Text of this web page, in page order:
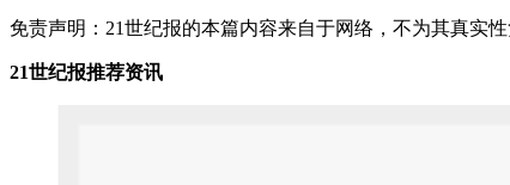
免责声明：21世纪报的本篇内容来自于网络，不为其真实
21世纪报推荐资讯